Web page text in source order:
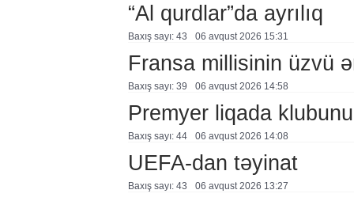
“Al qurdlar”da ayrılıq
Baxış sayı: 43 06 avqust 2026 15:31
Fransa millisinin üzvü
Baxış sayı: 39 06 avqust 2026 14:58
Premyer liqada
Baxış sayı: 44 06 avqust 2026 14:08
UEFA-dan təyinat
Baxış sayı: 43 06 avqust 2026 13:27